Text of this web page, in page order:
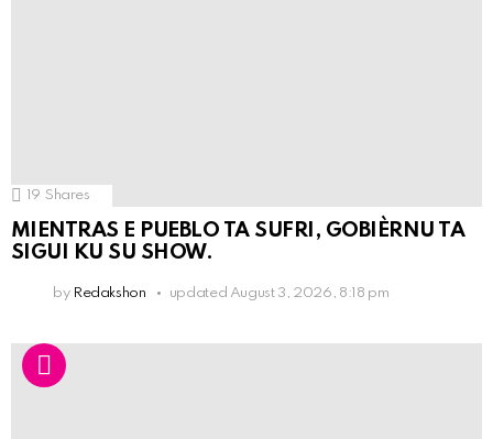
19 Shares
MIENTRAS E PUEBLO TA SUFRI, GOBIÈRNU TA
SIGUI KU SU SHOW.
by Redakshon updated August 3, 2026, 8:18 pm